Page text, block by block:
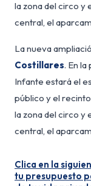
la zona del circo y
central, el
La nueva
Costillares. En
Infante estará el
público y el
la zona del circo y
central, el
Clica en la
tu presupuesto